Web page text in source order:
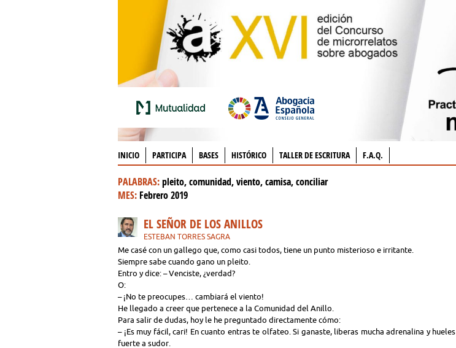
INICIO PARTICIPA BASES HISTÓRICO TALLER DE ESCRITURA F.A.Q.
PALABRAS:pleito, comunidad, viento, camisa, conciliar
MES: Febrero 2019
EL SEÑOR DE LOS ANILLOS
ESTEBAN TORRES SAGRA
Me casé con un gallego que, como casi todos, tiene un punto misterioso e irritante.
Siempre sabe cuando gano un pleito.
Entro y dice: – Venciste, ¿verdad?
O:
– ¡No te preocupes… cambiará el viento!
He llegado a creer que pertenece a la Comunidad del Anillo.
Para salir de dudas, hoy le he preguntado directamente cómo:
– ¡Es muy fácil, cari! En cuanto entras te olfateo. Si ganaste, liberas mucha adrenalina y hueles
fuerte a sudor.